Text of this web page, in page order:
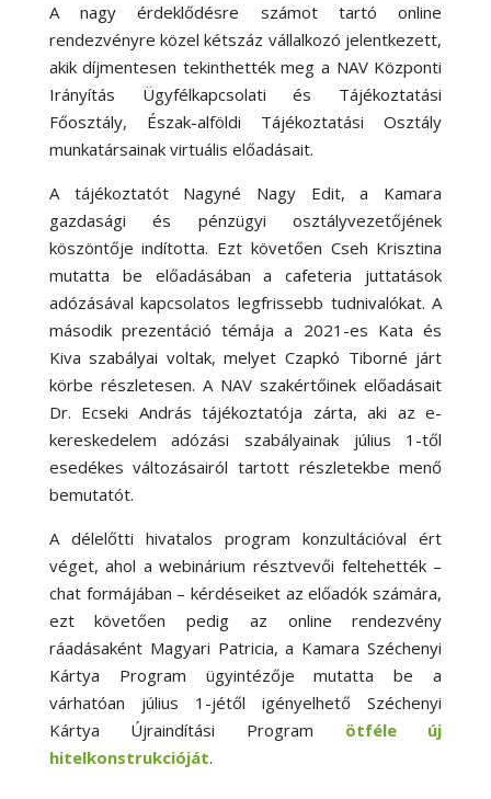
A nagy érdeklődésre számot tartó online
rendezvényre közel kétszáz vállalkozó jelentkezett,
akik díjmentesen tekinthették meg a NAV Központi
Irányítás Ügyfélkapcsolati és Tájékoztatási
Főosztály, Észak-alföldi Tájékoztatási Osztály
munkatársainak virtuális előadásait.
A tájékoztatót Nagyné Nagy Edit, a Kamara
gazdasági és pénzügyi osztályvezetőjének
köszöntője indította. Ezt követően Cseh Krisztina
mutatta be előadásában a cafeteria juttatások
adózásával kapcsolatos legfrissebb tudnivalókat. A
második prezentáció témája a 2021-es Kata és
Kiva szabályai voltak, melyet Czapkó Tiborné járt
körbe részletesen. A NAV szakértőinek előadásait
Dr. Ecseki András tájékoztatója zárta, aki az e-
kereskedelem adózási szabályainak július 1-től
esedékes változásairól tartott részletekbe menő
bemutatót.
A délelőtti hivatalos program konzultációval ért
véget, ahol a webinárium résztvevői feltehették –
chat formájában – kérdéseiket az előadók számára,
ezt követően pedig az online rendezvény
ráadásaként Magyari Patricia, a Kamara Széchenyi
Kártya Program ügyintézője mutatta be a
várhatóan július 1-jétől igényelhető Széchenyi
Kártya Újraindítási Program ötféle új
hitelkonstrukcióját.